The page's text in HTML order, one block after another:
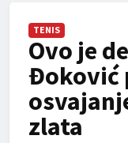
TENIS
Ovo je
Đoković
zlata